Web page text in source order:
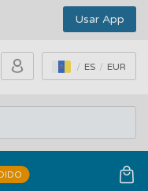
Usar App
ES EUR